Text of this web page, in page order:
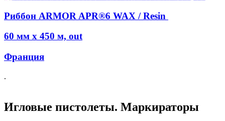
Риббон ARMOR APR®6 WAX / Resin
60 мм х 450 м, out
Франция
.
Игловые пистолеты. Маркираторы